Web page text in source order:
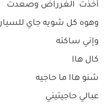
أخذت الغرراض وصعدت
وهوه كل شويه جاي
وإني ساكته
كال هاا
شنو هاا ما حاجيه
عبالي حاجيتيني